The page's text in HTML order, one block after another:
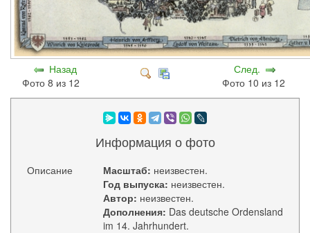
Назад
Фото 8 из 12
След.
Фото 10 из 12
Информация о фото
Описание Масштаб: неизвестен.
Год выпуска: неизвестен.
Автор: неизвестен.
Дополнения: Das deutsche Ordensland
im 14. Jahrhundert.